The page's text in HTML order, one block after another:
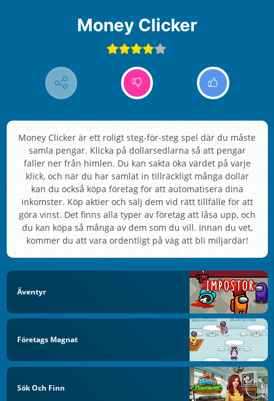
Money Clicker
Money Clicker är ett roligt steg-för-steg spel där du måste
samla pengar. Klicka på dollarsedlarna så att pengar
faller ner från himlen. Du kan sakta öka värdet på varje
klick, och när du har samlat in tillräckligt många dollar
kan du också köpa företag för att automatisera dina
inkomster. Köp aktier och sälj dem vid rätt tillfälle för att
göra vinst. Det finns alla typer av företag att låsa upp, och
du kan köpa så många av dem som du vill. Innan du vet,
kommer du att vara ordentligt på väg att bli miljardär!
Äventyr
Företags Magnat
Sök Och Finn